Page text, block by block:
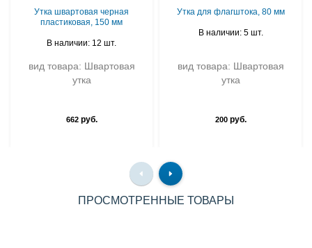
Утка швартовая черная
пластиковая, 150 мм
В наличии: 12 шт.
вид товара: Швартовая
утка
662руб.
Утка для флагштока, 80 мм
В наличии: 5 шт.
вид товара: Швартовая
утка
200руб.
ПРОСМОТРЕННЫЕ ТОВАРЫ